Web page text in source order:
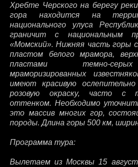
Хребте Черского на берегу
гора находится на
национального улуса
граничит с национальным
«Момский». Нижняя часть горы
пластом белого мрамора,
пластами темно-
мраморизированных
имеют красивую
розовую окраску, часто с
оттенком. Необходимо
это массив многих гор,
породы. Длина горы 500 км,
Программа тура:
Вылетаем из Москвы 15